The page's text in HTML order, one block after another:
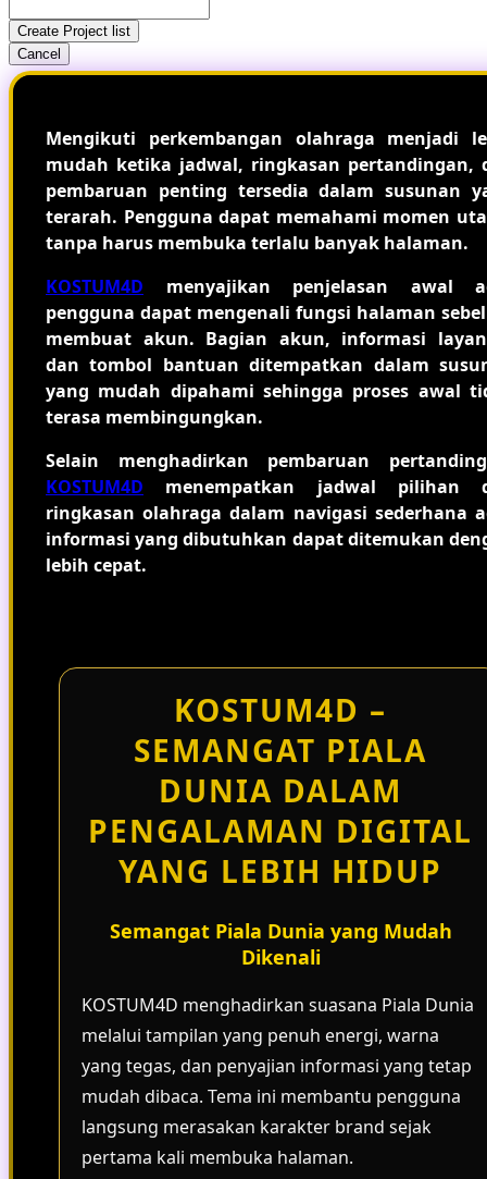
Create Project list
Cancel
Mengikuti perkembangan olahraga menjadi
mudah ketika jadwal, ringkasan pertandingan,
pembaruan penting tersedia dalam susunan
terarah. Pengguna dapat memahami momen
tanpa harus membuka terlalu banyak halaman.
KOSTUM4D menyajikan penjelasan awal
pengguna dapat mengenali fungsi halaman
membuat akun. Bagian akun, informasi
dan tombol bantuan ditempatkan dalam
yang mudah dipahami sehingga proses awal
terasa membingungkan.
Selain menghadirkan pembaruan
KOSTUM4D menempatkan jadwal pilihan
ringkasan olahraga dalam navigasi sederhana
informasi yang dibutuhkan dapat ditemukan
lebih cepat.
KOSTUM4D –
SEMANGAT PIALA
DUNIA DALAM
PENGALAMAN DIGITAL
YANG LEBIH HIDUP
Semangat Piala Dunia yang Mudah
Dikenali
KOSTUM4D menghadirkan suasana Piala Dunia
melalui tampilan yang penuh energi, warna
yang tegas, dan penyajian informasi yang tetap
mudah dibaca. Tema ini membantu pengguna
langsung merasakan karakter brand sejak
pertama kali membuka halaman.